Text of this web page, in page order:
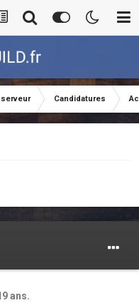
serveur Candidatures
ans.